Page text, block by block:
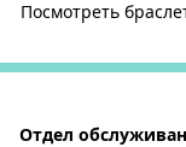
Посмотреть
Отдел